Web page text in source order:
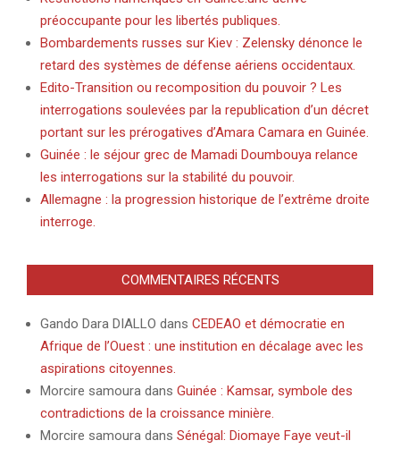
préoccupante pour les libertés publiques.
Bombardements russes sur Kiev : Zelensky dénonce le
retard des systèmes de défense aériens occidentaux.
Edito-Transition ou recomposition du pouvoir ? Les
interrogations soulevées par la republication d’un décret
portant sur les prérogatives d’Amara Camara en Guinée.
Guinée : le séjour grec de Mamadi Doumbouya relance
les interrogations sur la stabilité du pouvoir.
Allemagne : la progression historique de l’extrême droite
interroge.
COMMENTAIRES RÉCENTS
Gando Dara DIALLO dans CEDEAO et démocratie en
Afrique de l’Ouest : une institution en décalage avec les
aspirations citoyennes.
Morcire samoura dans Guinée : Kamsar, symbole des
contradictions de la croissance minière.
Morcire samoura dans Sénégal: Diomaye Faye veut-il